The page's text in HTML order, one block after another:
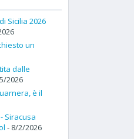
Sicilia 2026
un
dalle
2026
è il
Siracusa
- 8/2/2026